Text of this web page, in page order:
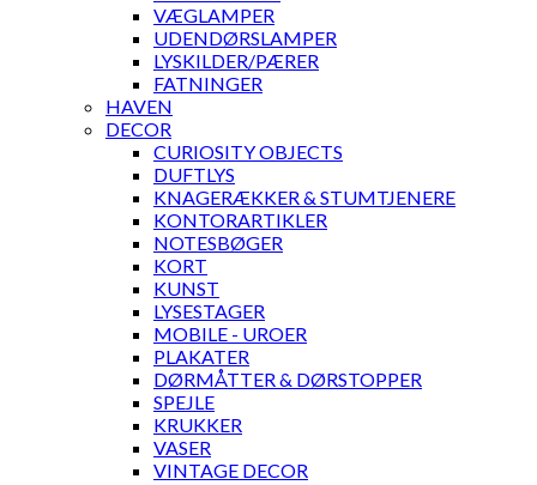
VÆGLAMPER
UDENDØRSLAMPER
LYSKILDER/PÆRER
FATNINGER
HAVEN
DECOR
CURIOSITY OBJECTS
DUFTLYS
KNAGERÆKKER & STUMTJENERE
KONTORARTIKLER
NOTESBØGER
KORT
KUNST
LYSESTAGER
MOBILE - UROER
PLAKATER
DØRMÅTTER & DØRSTOPPER
SPEJLE
KRUKKER
VASER
VINTAGE DECOR